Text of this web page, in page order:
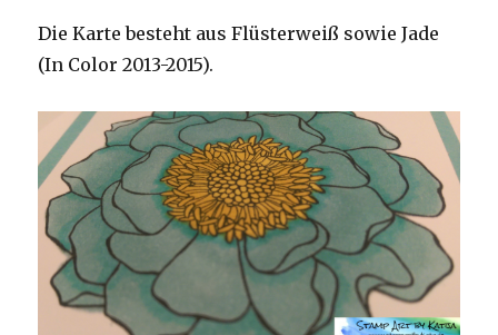
Die Karte besteht aus Flüsterweiß sowie Jade
(In Color 2013-2015).